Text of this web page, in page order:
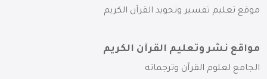
موقع تعليم تفسير وتجويد القرآن الكريم
مواقع نشر وتعليم القرآن الكريم
الجامع لعلوم القرآن وترجماته